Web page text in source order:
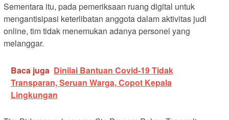
Sementara itu, pada pemeriksaan ruang digital untuk
mengantisipasi keterlibatan anggota dalam aktivitas judi
online, tim tidak menemukan adanya personel yang
melanggar.
Baca juga Dinilai Bantuan Covid-19 Tidak
Transparan, Seruan Warga, Copot Kepala
Lingkungan